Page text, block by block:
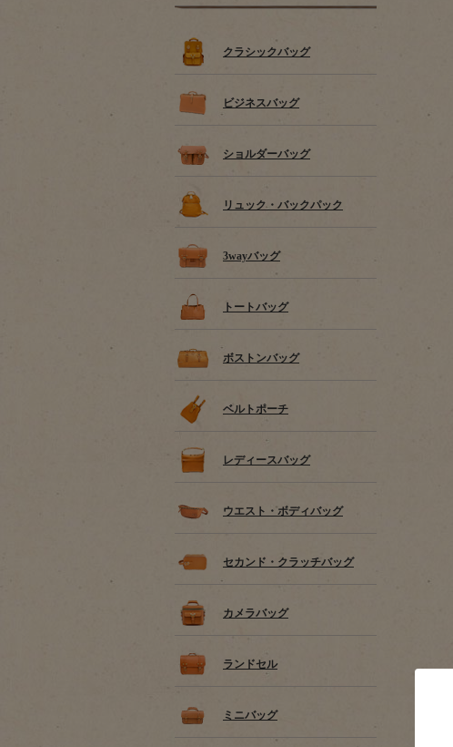
クラシックバッグ
ビジネスバッグ
ショルダーバッグ
リュック・バックパック
3wayバッグ
トートバッグ
ボストンバッグ
ベルトポーチ
レディースバッグ
ウエスト・ボディバッグ
セカンド・クラッチバッグ
カメラバッグ
ランドセル
ミニバッグ